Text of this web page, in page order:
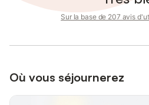
Sur la base de 207 avis
Où vous séjournerez